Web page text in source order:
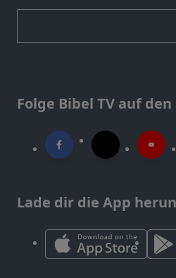
Folge Bibel TV auf
Lade dir die App